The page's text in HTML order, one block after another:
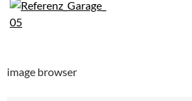
image browser